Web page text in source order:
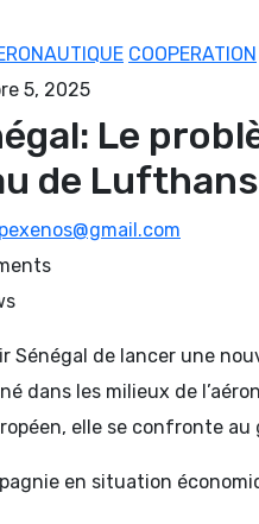
COOPERATION
5, 2025
Le
de
Sénégal de lancer une
dans les milieux de
elle se confronte
en situation